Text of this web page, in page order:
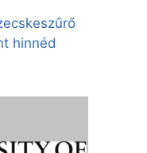
hinnéd